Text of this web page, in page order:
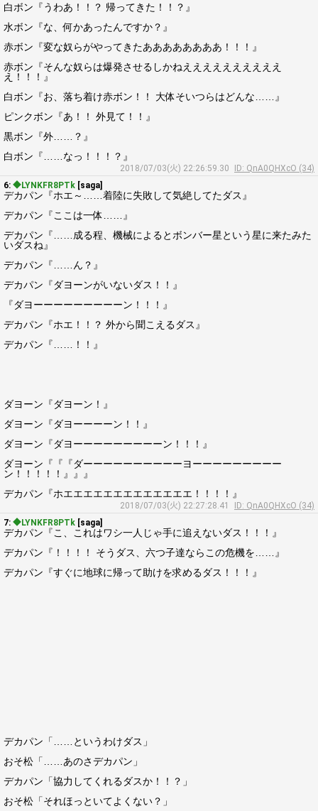
白ボン『うわあ！！？ 帰ってきた！！？』
水ボン『な、何かあったんですか？』
赤ボン『変な奴らがやってきたああああああああ！！！』
赤ボン『そんな奴らは爆発させるしかねええええええええええ
え！！！』
白ボン『お、落ち着け赤ボン！！ 大体そいつらはどんな……』
ピンクボン『あ！！ 外見て！！』
黒ボン『外……？』
白ボン『……なっ！！！？』
2018/07/03(火) 22:26:59.30
ID: QnA0QHXcO (34)
6: ◆LYNKFR8PTk [saga]
デカパン『ホエ～……着陸に失敗して気絶してたダス』
デカパン『ここは一体……』
デカパン『……成る程、機械によるとボンバー星という星に来たみた
いダスね』
デカパン『……ん？』
デカパン『ダヨーンがいないダス！！』
『ダヨーーーーーーーーーン！！！』
デカパン『ホエ！！？ 外から聞こえるダス』
デカパン『……！！』
ダヨーン『ダヨーン！』
ダヨーン『ダヨーーーーン！！』
ダヨーン『ダヨーーーーーーーーーン！！！』
ダヨーン『『『ダーーーーーーーーーーヨーーーーーーーーー
ン！！！！！』』』
デカパン『ホエエエエエエエエエエエエエ！！！！』
2018/07/03(火) 22:27:28.41
ID: QnA0QHXcO (34)
7: ◆LYNKFR8PTk [saga]
デカパン『こ、これはワシ一人じゃ手に追えないダス！！！』
デカパン『！！！！ そうダス、六つ子達ならこの危機を……』
デカパン『すぐに地球に帰って助けを求めるダス！！！』
デカパン「……というわけダス」
おそ松「……あのさデカパン」
デカパン「協力してくれるダスか！！？」
おそ松「それほっといてよくない？」